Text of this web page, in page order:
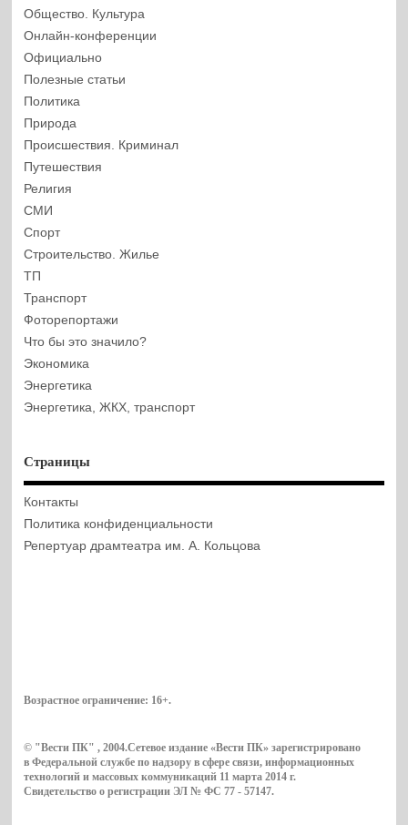
Общество. Культура
Онлайн-конференции
Официально
Полезные статьи
Политика
Природа
Происшествия. Криминал
Путешествия
Религия
СМИ
Спорт
Строительство. Жилье
ТП
Транспорт
Фоторепортажи
Что бы это значило?
Экономика
Энергетика
Энергетика, ЖКХ, транспорт
Страницы
Контакты
Политика конфиденциальности
Репертуар драмтеатра им. А. Кольцова
Возрастное ограничение: 16+.
© "Вести ПК" , 2004.Сетевое издание «Вести ПК» зарегистрировано
в Федеральной службе по надзору в сфере связи, информационных
технологий и массовых коммуникаций 11 марта 2014 г.
Свидетельство о регистрации ЭЛ № ФС 77 - 57147.